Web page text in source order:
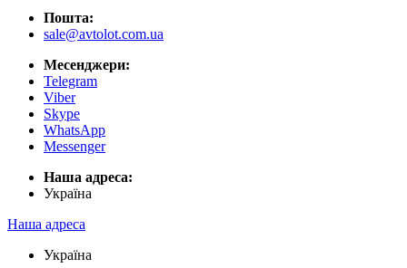
Пошта:
sale@avtolot.com.ua
Месенджери:
Telegram
Viber
Skype
WhatsApp
Messenger
Наша адреса:
Українa
Наша адреса
Українa